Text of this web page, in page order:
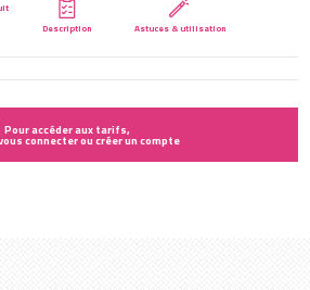
Description
Astuces & utilisation
Pour accéder aux tarifs,
connecter ou créer un compte